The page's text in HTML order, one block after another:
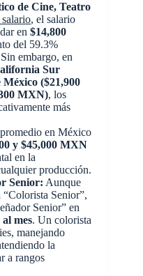
de Cine, Teatro
, el salario
en $14,800
del 59.3%
embargo, en
Sur
($21,900
MXN), los
más
en México
y $45,000 MXN
en la
producción.
Senior: Aunque
“Colorista Senior”,
Senior” en
mes. Un colorista
manejando
la
a rangos